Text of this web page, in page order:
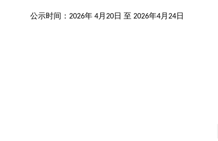
公示时间： 2026年 4月 20日 至 2026年4月 24日